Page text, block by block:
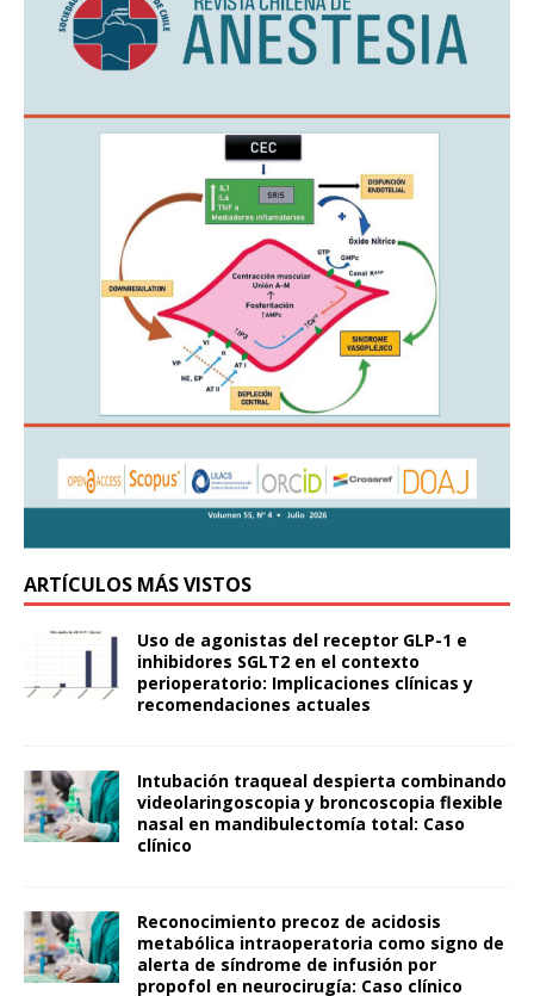
ARTÍCULOS MÁS VISTOS
Uso de agonistas del receptor GLP-1 e
inhibidores SGLT2 en el contexto
perioperatorio: Implicaciones clínicas y
recomendaciones actuales
Intubación traqueal despierta combinando
videolaringoscopia y broncoscopia flexible
nasal en mandibulectomía total: Caso
clínico
Reconocimiento precoz de acidosis
metabólica intraoperatoria como signo de
alerta de síndrome de infusión por
propofol en neurocirugía: Caso clínico